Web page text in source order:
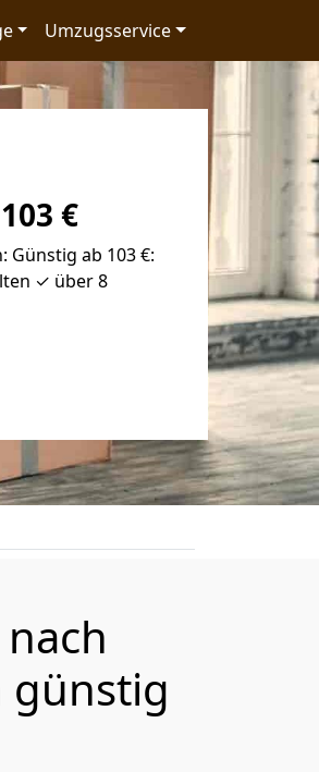
Umzugsservice
€
Günstig ab 103 €:
✓ über 8
günstig